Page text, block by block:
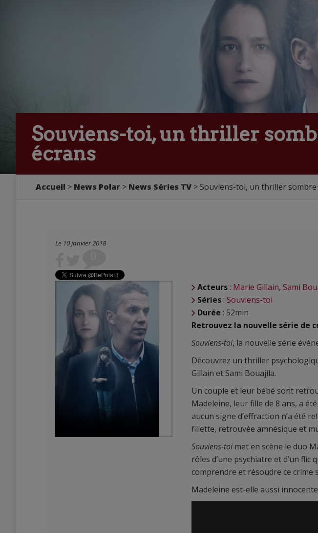
Souviens-toi, un thriller
écrans
Accueil > News Polar > News Séries TV > Souviens-toi, un thriller
Le 10 janvier 2018
Acteurs : Marie Gillain, Sami
Séries : Souviens-toi
Durée : 52min
Retrouvez la nouvelle série de
Souviens-toi, la nouvelle série
Découvrez un thriller
Gillain et Sami Bouajila.
Un couple et leur bébé sont
Madeleine, leur fille de 8 ans, a
aucun signe d’effraction n’a été
fillette, retrouvée amnésique et
Souviens-toi met en scène le duo
rôles d’une psychiatre et d’un flic
comprendre et résoudre ce crime
Madeleine est-elle aussi